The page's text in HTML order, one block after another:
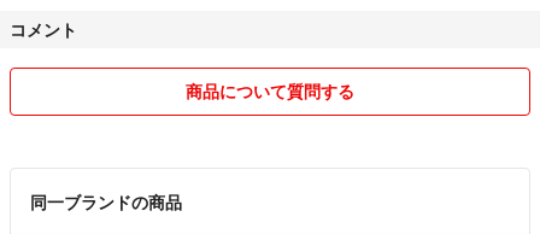
コメント
商品について質問する
同一ブランドの商品